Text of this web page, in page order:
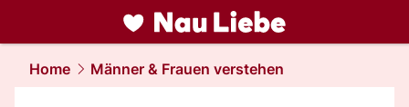
liebe.NAU.ch
Home Männer & Frauen verstehen